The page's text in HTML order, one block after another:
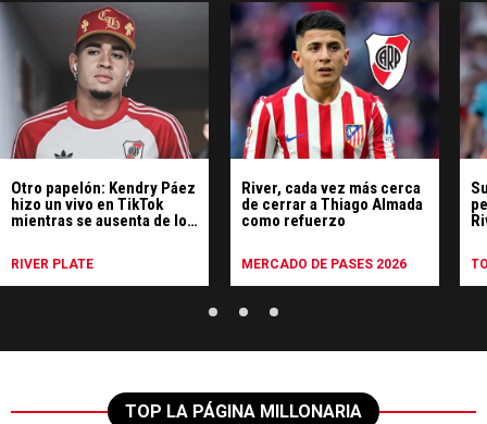
Otro papelón: Kendry Páez
hizo un vivo en TikTok
mientras se ausenta de los
RIVER PLATE
River, cada vez más cerca
de cerrar a Thiago Almada
como refuerzo
MERCADO DE PASES 2026
TOP LA PÁGINA MILLONARIA